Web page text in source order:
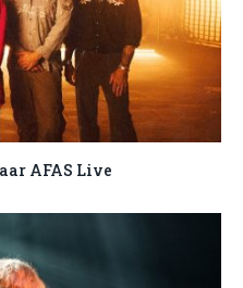
AFAS Live